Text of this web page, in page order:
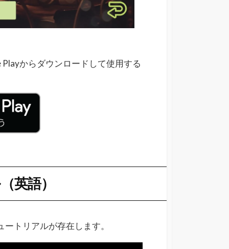
からダウンロードして使用する
英語）
トリアルが存在します。